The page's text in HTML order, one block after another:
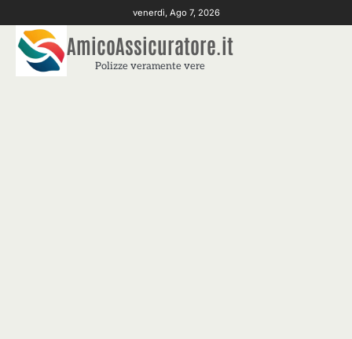
to
content
venerdì, Ago 7, 2026
AmicoAssicuratore.it
Polizze veramente vere